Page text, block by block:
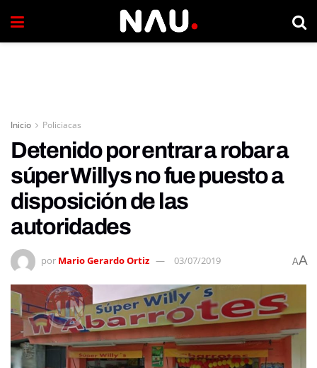
Inicio Policiacas
Detenido por entrar a robar a
súper Willys no fue puesto a
disposición de las
autoridades
por Mario Gerardo Ortiz 03/07/2019 AA